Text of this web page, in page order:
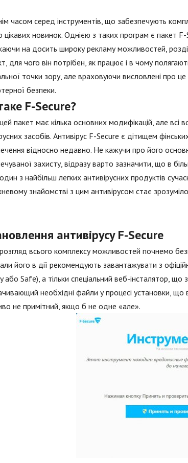
часом серед інструментів, що забезпечують
новинок. Однією з таких програм є пакет F-
на досить широку рекламу можливостей,
для чого він потрібен, як працює і в чому
точки зору, але враховуючи висловлені про це
безпеки.
F-Secure?
пакет має кілька основних модифікацій, але всі
засобів. Антивірус F-Secure є дітищем
відносно недавно. Не кажучи про його
захисту, відразу варто зазначити, що в
з найбільш легких антивірусних продуктів
знайомстві з цим антивірусом стає
антивірусу F-Secure
всього комплексу можливостей почнемо
його в дії рекомендують завантажувати з
або Safe), а тільки спеціальний веб-інсталятор,
необхідні файли у процесі установки,
не примітний, якщо б не одне «але».